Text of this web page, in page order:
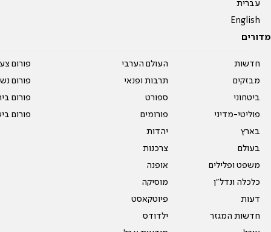
עברית
English
מדורים
חדשות
מבזקים
ביטחוני
פוליטי-מדיני
בארץ
בעולם
משפט ופלילים
כלכלה ונדל"ן
דעות
חדשות המגזר
העולם הערבי
תרבות ופנאי
ספורט
פורומים
יהדות
צרכנות
אופנה
מוסיקה
פיוטקאסט
ילדודס
פורום
פורום
פורום
פורום